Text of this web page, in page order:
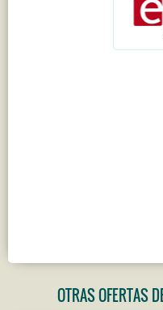
OTRAS OFERTAS